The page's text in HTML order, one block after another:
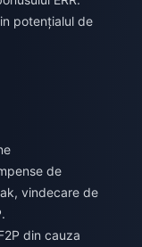
potențialul de
de
vindecare de
din cauza